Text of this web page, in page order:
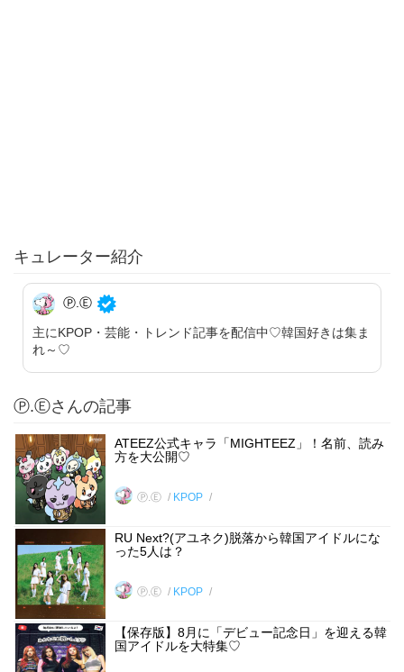
キュレーター紹介
Ⓟ.Ⓔ
主にKPOP・芸能・トレンド記事を配信中♡韓国好きは集ま
れ～♡
Ⓟ.Ⓔさんの記事
ATEEZ公式キャラ「MIGHTEEZ」！名前、読み
方を大公開♡
Ⓟ.Ⓔ KPOP
RU Next?(アユネク)脱落から韓国アイドルにな
った5人は？
Ⓟ.Ⓔ KPOP
【保存版】8月に「デビュー記念日」を迎える韓
国アイドルを大特集♡